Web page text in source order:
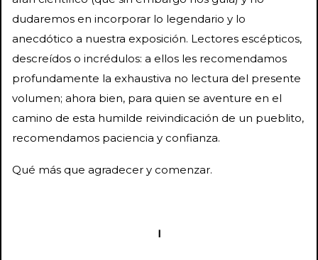
dudaremos en incorporar lo legendario y lo
anecdótico a nuestra exposición. Lectores escépticos,
descreídos o incrédulos: a ellos les recomendamos
profundamente la exhaustiva no lectura del presente
volumen; ahora bien, para quien se aventure en el
camino de esta humilde reivindicación de un pueblito,
recomendamos paciencia y confianza.
Qué más que agradecer y comenzar.
I